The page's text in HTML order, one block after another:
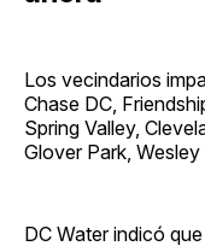
Los vecindarios
Chase DC,
Spring Valley,
Glover Park,
DC Water indicó